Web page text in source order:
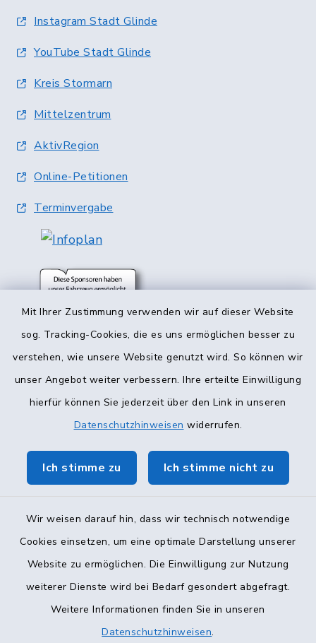
Mit Ihrer Zustimmung verwenden wir auf dieser Website
sog. Tracking-Cookies, die es uns ermöglichen besser zu
verstehen, wie unsere Website genutzt wird. So können wir
unser Angebot weiter verbessern. Ihre erteilte Einwilligung
hierfür können Sie jederzeit über den Link in unseren
Datenschutzhinweisen widerrufen.
Ich stimme zu Ich stimme nicht zu
Wir weisen darauf hin, dass wir technisch notwendige
Cookies einsetzen, um eine optimale Darstellung unserer
Website zu ermöglichen. Die Einwilligung zur Nutzung
weiterer Dienste wird bei Bedarf gesondert abgefragt.
Weitere Informationen finden Sie in unseren
Datenschutzhinweisen.
Instagram Stadt Glinde
YouTube Stadt Glinde
Kreis Stormarn
Mittelzentrum
AktivRegion
Online-Petitionen
Terminvergabe
Kontakt
Datenschutz
Impressum
Sitemap